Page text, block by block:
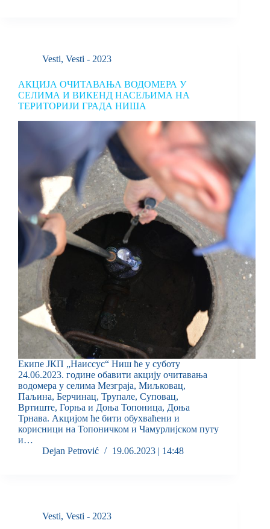
Vesti, Vesti - 2023
АКЦИЈА ОЧИТАВАЊА ВОДОМЕРА У
СЕЛИМА И ВИКЕНД НАСЕЉИМА НА
ТЕРИТОРИЈИ ГРАДА НИША
Екипе ЈКП „Наиссус“ Ниш ће у суботу
24.06.2023. године обавити акцију очитавања
водомера у селима Мезграја, Миљковац,
Паљина, Берчинац, Трупале, Суповац,
Вртиште, Горња и Доња Топоница, Доња
Трнава. Акцијом ће бити обухваћени и
корисници на Топоничком и Чамурлијском путу
и…
Dejan Petrović
19.06.2023 | 14:48
Vesti, Vesti - 2023